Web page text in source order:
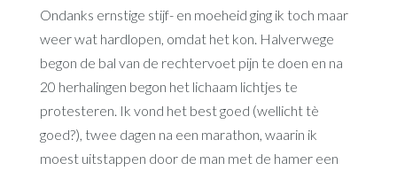
Ondanks ernstige stijf- en moeheid ging ik toch maar
weer wat hardlopen, omdat het kon. Halverwege
begon de bal van de rechtervoet pijn te doen en na
20 herhalingen begon het lichaam lichtjes te
protesteren. Ik vond het best goed (wellicht tè
goed?), twee dagen na een marathon, waarin ik
moest uitstappen door de man met de hamer een